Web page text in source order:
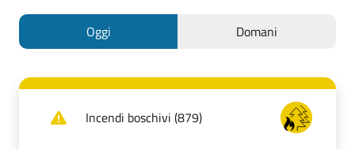
Oggi Domani
Incendi boschivi (879)